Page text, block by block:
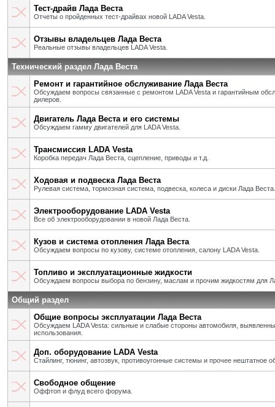
Тест-драйв Лада Веста
Отчеты о пройденных тест-драйвах новой LADA Vesta.
Отзывы владельцев Лада Веста
Реальные отзывы владельцев LADA Vesta.
Технический раздел Лада Веста
Ремонт и гарантийное обслуживание Лада Веста
Обсуждаем вопросы связанные с ремонтом LADA Vesta и гарантийным
дилеров.
Двигатель Лада Веста и его системы
Обсуждаем гамму двигателей для LADA Vesta.
Трансмиссия LADA Vesta
Коробка передач Лада Веста, сцепление, приводы и т.д.
Ходовая и подвеска Лада Веста
Рулевая система, тормозная система, подвеска, колеса и диски Лада Веста.
Электрооборудование LADA Vesta
Все об электрооборудовании в новой Лада Веста.
Кузов и система отопления Лада Веста
Обсуждаем вопросы по кузову, системе отопления, салону LADA Vesta.
Топливо и эксплуатационные жидкости
Обсуждаем вопросы выбора по бензину, маслам и прочим жидкостям для
Общий раздел
Общие вопросы эксплуатации Лада Веста
Обсуждаем LADA Vesta: сильные и слабые стороны автомобиля,
использования.
Доп. оборудование LADA Vesta
Стайлинг, тюнинг, автозвук, противоугонные системы и прочее нештатное
Свободное общение
Оффтоп и флуд всего форума.